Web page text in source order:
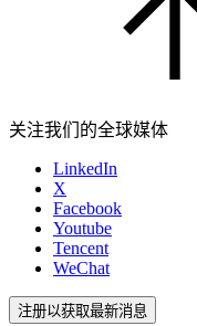
关注我们的全球媒体
LinkedIn
X
Facebook
Youtube
Tencent
WeChat
注册以获取最新消息